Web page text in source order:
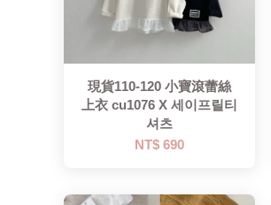
現貨110-120 小寶滾蕾絲
上衣 cu1076 X 세이프릴티
셔츠
NT$ 690